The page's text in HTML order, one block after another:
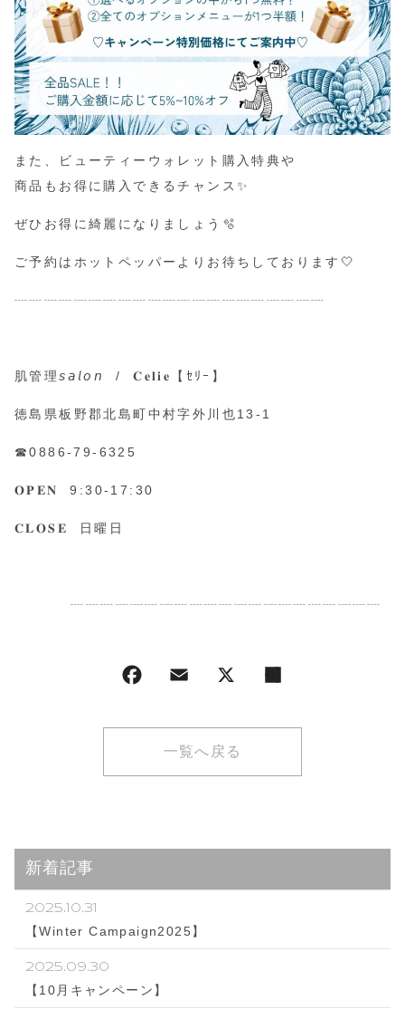
また、ビューティーウォレット購入特典や
商品もお得に購入できるチャンス✨
ぜひお得に綺麗になりましょう🫧
ご予約は ホットペッパー よりお待ちしております🤍
┈┈┈┈┈┈┈┈┈┈┈┈┈┈┈┈┈┈┈┈┈
肌管理𝘴𝘢𝘭𝘰𝘯 / 𝐂𝐞𝐥𝐢𝐞【ｾﾘｰ】
徳島県板野郡北島町中村字外川也13-1
☎︎0886-79-6325
𝐎𝐏𝐄𝐍 9:30-17:30
𝐂𝐋𝐎𝐒𝐄 日曜日
ㅤㅤㅤㅤㅤㅤㅤㅤㅤㅤㅤㅤㅤㅤㅤㅤㅤㅤㅤㅤㅤㅤㅤㅤㅤㅤ┈┈┈┈┈┈┈┈┈┈┈┈┈┈┈┈┈┈┈┈┈
一覧へ戻る
新着記事
2025.10.31
【Winter Campaign2025】
2025.09.30
【10月キャンペーン】